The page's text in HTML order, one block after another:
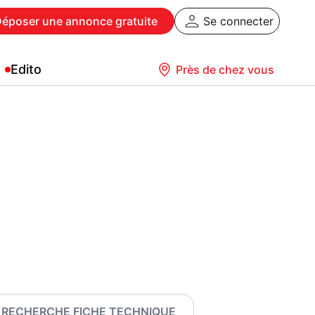
une annonce gratuite Se connecter
Edito Près de chez vous
RECHERCHE FICHE TECHNIQUE